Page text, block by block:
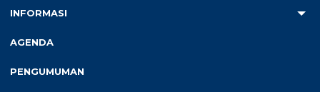
INFORMASI
AGENDA
PENGUMUMAN
Kesiswaan